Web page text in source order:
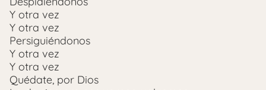
Y otra vez
Y otra vez
Persiguiéndonos
Y otra vez
Y otra vez
Quédate, por Dios